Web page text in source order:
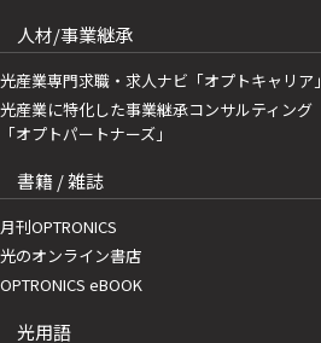
人材/事業継承
光産業専門求職・求人ナビ「オプトキャリア」
光産業に特化した事業継承コンサルティング
「オプトパートナーズ」
書籍 / 雑誌
月刊OPTRONICS
光のオンライン書店
OPTRONICS eBOOK
光用語